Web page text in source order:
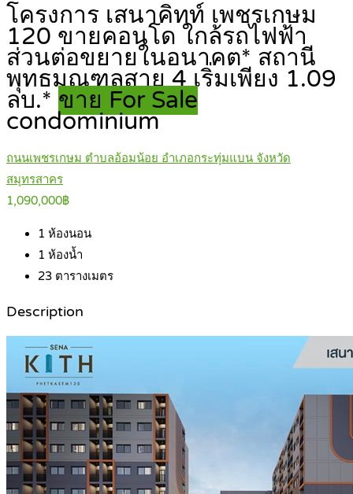
โครงการ เสนาคิทท์ เพชรเกษม
120 ขายคอนโด ใกล้รถไฟฟ้า
ส่วนต่อขยายในอนาคต* สถานี
พุทธมณฑลสาย 4 เริ่มเพียง 1.09
ลบ.* ขาย For Sale
condominium
ถนนเพชรเกษม ตำบลอ้อมน้อย อำเภอกระทุ่มแบน จังหวัด
สมุทรสาคร
1,090,000฿
1 ห้องนอน
1 ห้องน้ำ
23 ตารางเมตร
Description